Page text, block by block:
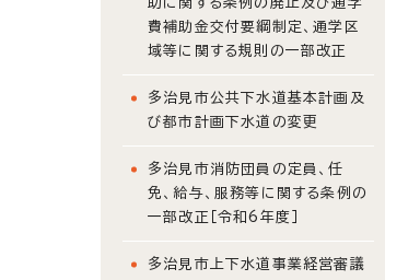
費補助金交付要綱制定、通学区
域等に関する規則の一部改正
多治見市公共下水道基本計画及
び都市計画下水道の変更
多治見市消防団員の定員、任
免、給与、服務等に関する条例の
一部改正［令和6年度］
多治見市上下水道事業経営審議